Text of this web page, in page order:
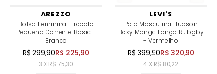
AREZZO
Bolsa Feminina Tiracolo
Pequena Corrente Basic -
Branco
R$ 299,90R$ 225,90
3 X R$ 75,30
LEVI'S
Polo Masculina Hudson
Boxy Manga Longa Rubgby
- Vermelho
R$ 399,90R$ 320,90
4 X R$ 80,22